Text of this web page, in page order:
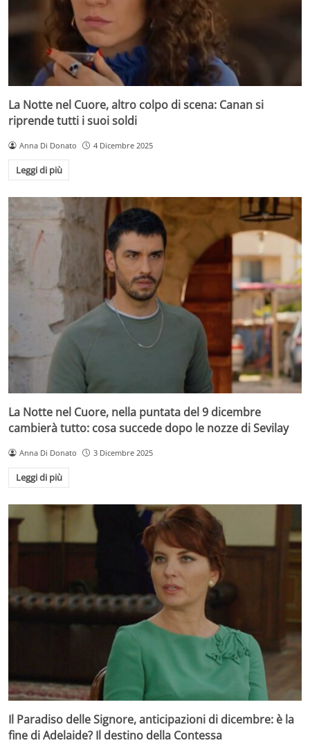
La Notte nel Cuore, altro colpo di scena: Canan si
riprende tutti i suoi soldi
Anna Di Donato 4 Dicembre 2025
Leggi di più
La Notte nel Cuore, nella puntata del 9 dicembre
cambierà tutto: cosa succede dopo le nozze di Sevilay
Anna Di Donato 3 Dicembre 2025
Leggi di più
Il Paradiso delle Signore, anticipazioni di dicembre: è la
fine di Adelaide? Il destino della Contessa